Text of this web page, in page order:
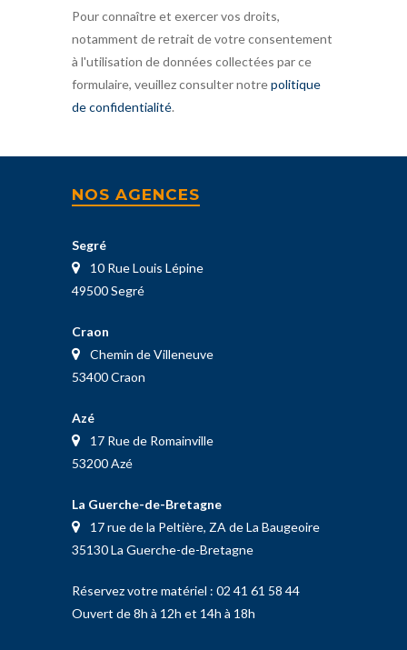
Pour connaître et exercer vos droits,
notamment de retrait de votre consentement
à l'utilisation de données collectées par ce
formulaire, veuillez consulter notrepolitique
de confidentialité.
NOS AGENCES
Segré
10 Rue Louis Lépine
49500 Segré
Craon
Chemin de Villeneuve
53400 Craon
Azé
17 Rue de Romainville
53200 Azé
La Guerche-de-Bretagne
17 rue de la Peltière, ZA de La Baugeoire
35130 La Guerche-de-Bretagne
Réservez votre matériel : 02 41 61 58 44
Ouvert de 8h à 12h et 14h à 18h